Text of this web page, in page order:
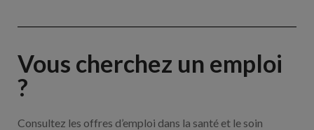
Vous cherchez un emploi
?
Consultez les offres d’emploi dans la santé et le soin